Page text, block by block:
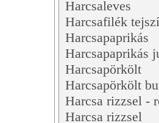
Harcsaleves
Harcsafilék
Harcsapaprikás
Harcsapaprikás
Harcsapörkölt
Harcsapörkölt
Harcsa rizzsel -
Harcsa rizzsel